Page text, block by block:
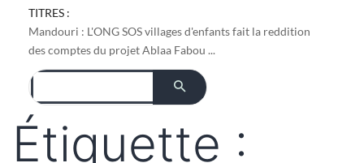
TITRES :
Mandouri : L'ONG SOS villages d'enfants fait la reddition
des comptes du projet Ablaa Fabou ...
projet de culture du bambou ...
Étiquette :